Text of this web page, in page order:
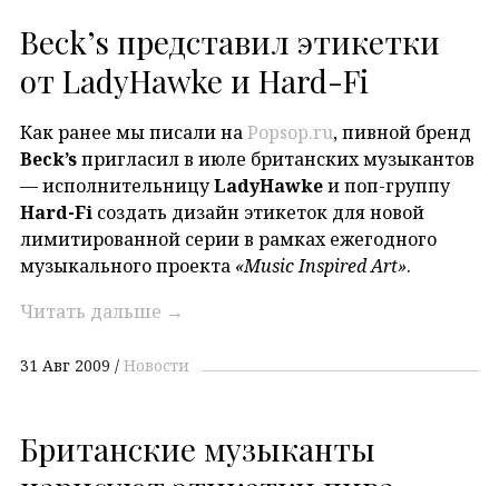
Beck’s представил этикетки
от LadyHawke и Hard-Fi
Как ранее мы писали наPopsop.ru, пивной бренд
Beck’sпригласил в июле британских музыкантов
— исполнительницуLadyHawkeи поп-группу
Hard-Fi создать дизайн этикеток для новой
лимитированной серии в рамках ежегодного
музыкального проекта «Music Inspired Art».
Читать дальше →
31 Авг 2009 Новости
Британские музыканты